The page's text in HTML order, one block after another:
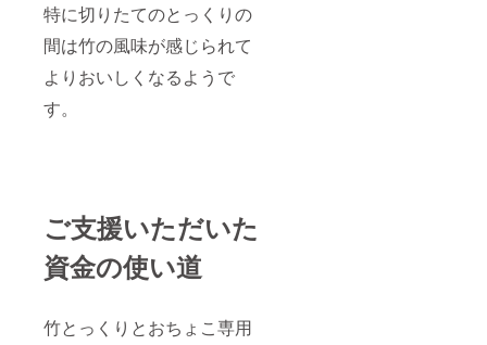
特に切りたてのとっくりの
間は竹の風味が感じられて
よりおいしくなるようで
す。
ご支援いただいた
資金の使い道
竹とっくりとおちょこ専用